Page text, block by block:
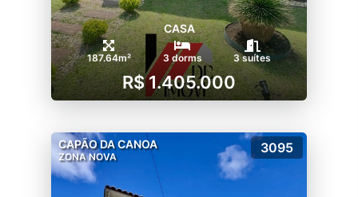
CASA
187.64m² 3 dorms 3 suítes
R$ 1.405.000
CAPÃO DA CANOA
ZONA NOVA
3095